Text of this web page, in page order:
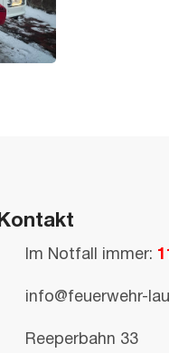
Kontakt
Im Notfall immer:
info@feuerwehr-
Reeperbahn 33